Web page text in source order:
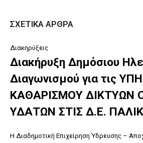
ΣΧΕΤΙΚΆ ΆΡΘΡΑ
Διακηρύξεις
Διακήρυξη Δημόσιου
Διαγωνισμού για τις
ΚΑΘΑΡΙΣΜΟΥ ΔΙΚΤΥΩΝ
ΥΔΑΤΩΝ ΣΤΙΣ Δ.Ε.
Η Διαδημοτική Επιχείρηση Ύδρευσης –